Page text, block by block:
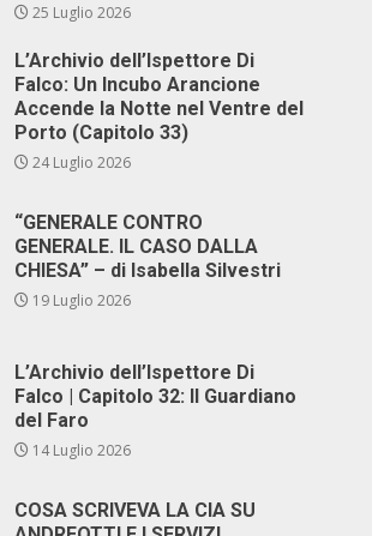
25 Luglio 2026
L’Archivio dell’Ispettore Di
Falco: Un Incubo Arancione
Accende la Notte nel Ventre del
Porto (Capitolo 33)
24 Luglio 2026
“GENERALE CONTRO
GENERALE. IL CASO DALLA
CHIESA” – di Isabella Silvestri
19 Luglio 2026
L’Archivio dell’Ispettore Di
Falco | Capitolo 32: Il Guardiano
del Faro
14 Luglio 2026
COSA SCRIVEVA LA CIA SU